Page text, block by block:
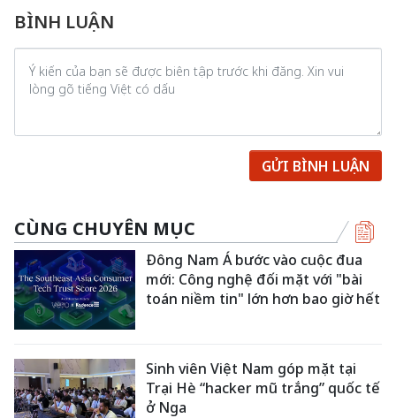
BÌNH LUẬN
GỬI BÌNH LUẬN
CÙNG CHUYÊN MỤC
Đông Nam Á bước vào cuộc đua
mới: Công nghệ đối mặt với "bài
toán niềm tin" lớn hơn bao giờ hết
Sinh viên Việt Nam góp mặt tại
Trại Hè “hacker mũ trắng” quốc tế
ở Nga